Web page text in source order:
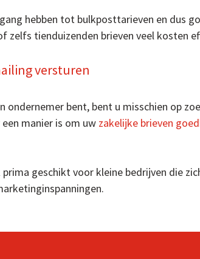
hebben tot bulkposttarieven en dus
zelfs tienduizenden brieven veel kosten
versturen
ondernemer bent, bent u misschien op
manier is om uw zakelijke brieven
prima geschikt voor kleine bedrijven die